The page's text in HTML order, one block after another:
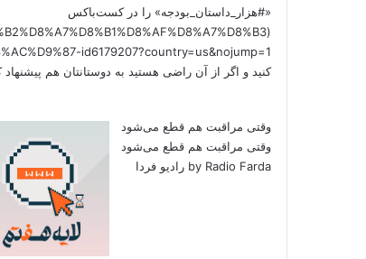
«#هزار_داستان_بودجه» را در کست‌باکس
کنید و اگر از آن راضی هستید به دوستانتان هم پیشنهاد
وقتی مراقبت هم قطع می‌شود
وقتی مراقبت هم قطع می‌شود
by Radio Farda رادیو فردا